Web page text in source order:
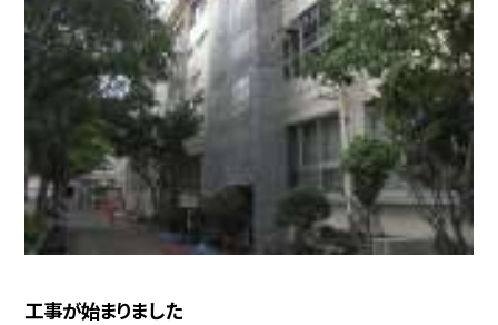
工事が始まりました